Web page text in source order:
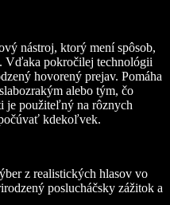
nástroj, ktorý mení spôsob,
Vďaka pokročilej technológii
hovorený prejav. Pomáha
alebo tým, čo
je použiteľný na rôznych
kdekoľvek.
z realistických hlasov vo
poslucháčsky zážitok a